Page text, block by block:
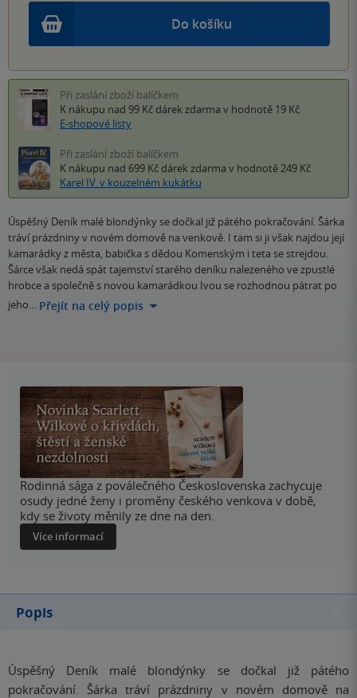
Do košíku
Při zaslání zboží balíčkem
K nákupu nad 99 Kč dárek zdarma v hodnotě 19 Kč
E-shopové listy
Při zaslání zboží balíčkem
K nákupu nad 699 Kč dárek zdarma v hodnotě 249 Kč
Karel IV. v kouzelném kukátku
Úspěšný Deník malé blondýnky se dočkal již pátého pokračování. Šárka
tráví prázdniny v novém domově na venkově. I tam si ji však najdou její
kamarádky z města, babička s dědou Komenským i teta se strejdou.
Šárce však nedá spát tajemství starého deníku nalezeného ve zpustlé
hrobce a společně s novou kamarádkou Ivou se rozhodnou pátrat po
jeho… Přejít na celý popis
Rodinná sága z poválečného Československa zachycuje
osudy jedné ženy i proměny českého venkova v době,
kdy se životy měnily ze dne na den.
Více informací
Popis
Úspěšný Deník malé blondýnky se dočkal již pátého
pokračování. Šárka tráví prázdniny v novém domově na